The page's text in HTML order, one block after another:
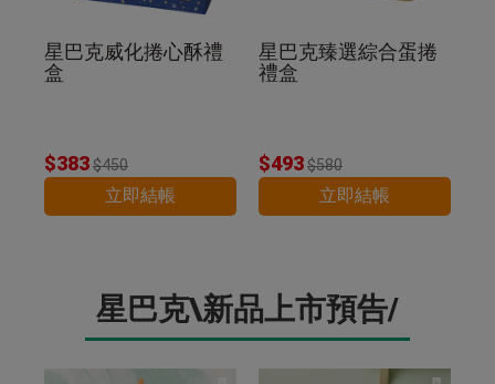
星巴克威化捲心酥禮
盒
$383$450
立即結帳
星巴克臻選綜合蛋捲
禮盒
$493$580
立即結帳
星巴克\新品上市預告/